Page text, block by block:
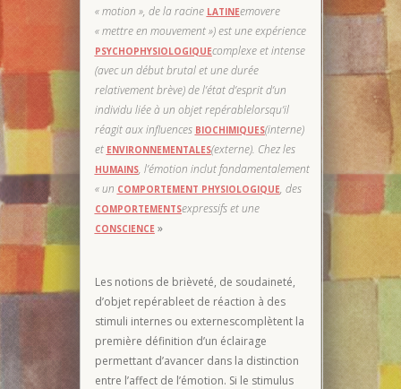
« motion », de la racine LATINEemovere
« mettre en mouvement ») est une expérience
PSYCHOPHYSIOLOGIQUEcomplexe et intense
(avec un début brutal et une durée
relativement brève) de l’état d’esprit d’un
individu liée à un objet repérablelorsqu’il
réagit aux influences BIOCHIMIQUES(interne)
et ENVIRONNEMENTALES(externe). Chez les
HUMAINS, l’émotion inclut fondamentalement
« un COMPORTEMENT PHYSIOLOGIQUE, des
COMPORTEMENTSexpressifs et une
CONSCIENCE »
Les notions de brièveté, de soudaineté,
d’objet repérableet de réaction à des
stimuli internes ou externescomplètent la
première définition d’un éclairage
permettant d’avancer dans la distinction
entre l’affect de l’émotion. Si le stimulus